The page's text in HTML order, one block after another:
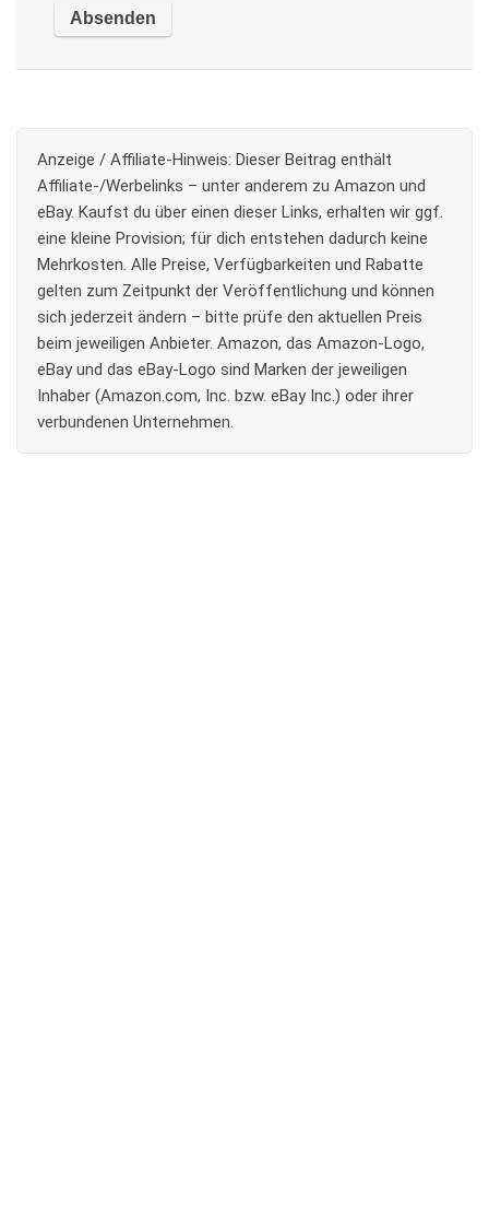
Anzeige / Affiliate-Hinweis: Dieser Beitrag enthält
Affiliate-/Werbelinks – unter anderem zu Amazon und
eBay. Kaufst du über einen dieser Links, erhalten wir ggf.
eine kleine Provision; für dich entstehen dadurch keine
Mehrkosten. Alle Preise, Verfügbarkeiten und Rabatte
gelten zum Zeitpunkt der Veröffentlichung und können
sich jederzeit ändern – bitte prüfe den aktuellen Preis
beim jeweiligen Anbieter. Amazon, das Amazon-Logo,
eBay und das eBay-Logo sind Marken der jeweiligen
Inhaber (Amazon.com, Inc. bzw. eBay Inc.) oder ihrer
verbundenen Unternehmen.